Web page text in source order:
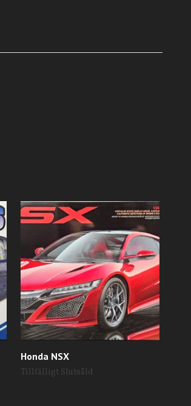
Honda NSX
Tillfälligt Slutsåld